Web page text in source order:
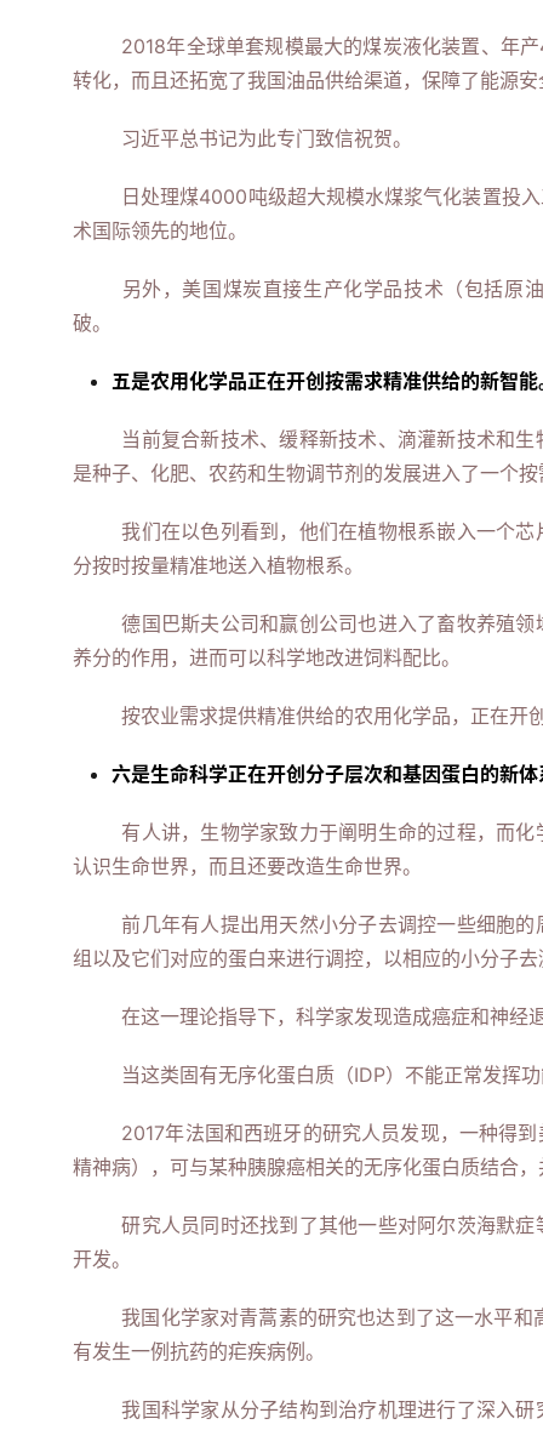
2018年全球单套规模最大的煤炭液化装置、年
转化，而且还拓宽了我国油品供给渠道，保障了能源安
习近平总书记为此专门致信祝贺。
日处理煤4000吨级超大规模水煤浆气化装置投
术国际领先的地位。
另外，美国煤炭直接生产化学品技术（包括原
破。
五是农用化学品正在开创按需求精准供给的新智能
当前复合新技术、缓释新技术、滴灌新技术和
是种子、化肥、农药和生物调节剂的发展进入了一个
我们在以色列看到，他们在植物根系嵌入一个
分按时按量精准地送入植物根系。
德国巴斯夫公司和赢创公司也进入了畜牧养殖
养分的作用，进而可以科学地改进饲料配比。
按农业需求提供精准供给的农用化学品，正在开
六是生命科学正在开创分子层次和基因蛋白的新体
有人讲，生物学家致力于阐明生命的过程，而
认识生命世界，而且还要改造生命世界。
前几年有人提出用天然小分子去调控一些细胞
组以及它们对应的蛋白来进行调控，以相应的小分子
在这一理论指导下，科学家发现造成癌症和神经
当这类固有无序化蛋白质（IDP）不能正常发挥
2017年法国和西班牙的研究人员发现，一种得
精神病），可与某种胰腺癌相关的无序化蛋白质结合
研究人员同时还找到了其他一些对阿尔茨海默
开发。
我国化学家对青蒿素的研究也达到了这一水平
有发生一例抗药的疟疾病例。
我国科学家从分子结构到治疗机理进行了深入